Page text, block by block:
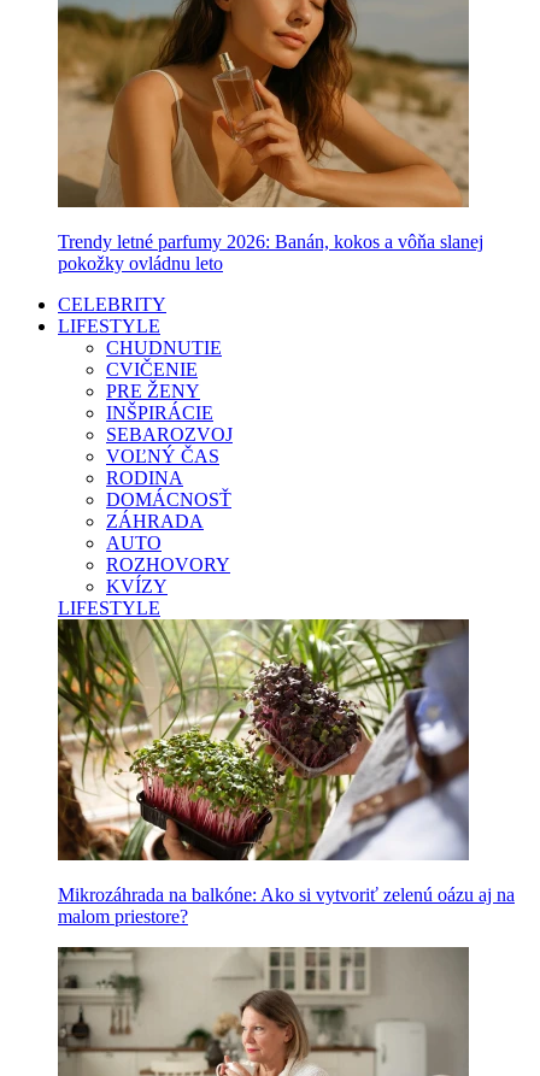
Trendy letné parfumy 2026: Banán, kokos a vôňa slanej
pokožky ovládnu leto
CELEBRITY
LIFESTYLE
CHUDNUTIE
CVIČENIE
PRE ŽENY
INŠPIRÁCIE
SEBAROZVOJ
VOĽNÝ ČAS
RODINA
DOMÁCNOSŤ
ZÁHRADA
AUTO
ROZHOVORY
KVÍZY
LIFESTYLE
Mikrozáhrada na balkóne: Ako si vytvoriť zelenú oázu aj na
malom priestore?